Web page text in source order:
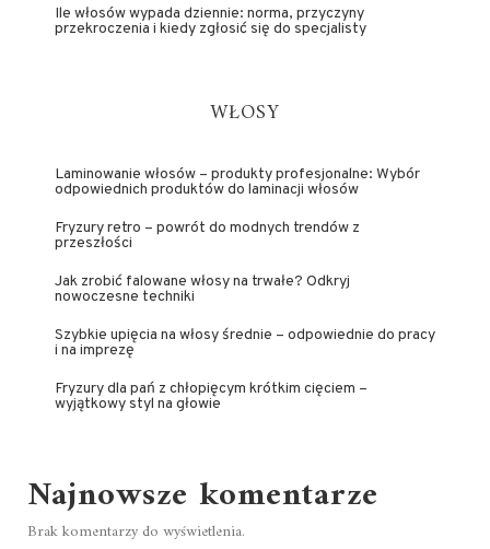
Ile włosów wypada dziennie: norma, przyczyny
przekroczenia i kiedy zgłosić się do specjalisty
WŁOSY
Laminowanie włosów – produkty profesjonalne: Wybór
odpowiednich produktów do laminacji włosów
Fryzury retro – powrót do modnych trendów z
przeszłości
Jak zrobić falowane włosy na trwałe? Odkryj
nowoczesne techniki
Szybkie upięcia na włosy średnie – odpowiednie do pracy
i na imprezę
Fryzury dla pań z chłopięcym krótkim cięciem –
wyjątkowy styl na głowie
Najnowsze komentarze
Brak komentarzy do wyświetlenia.